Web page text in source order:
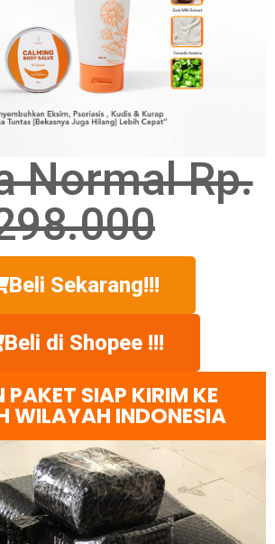
Normal Rp.
Beli Sekarang!!!
Beli di Shopee !!!
PAKET SIAP KIRIM KE
WILAYAH INDONESIA